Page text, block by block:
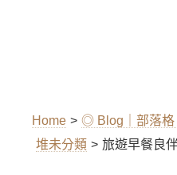
Home > ◎ Blog｜部落格
堆未分類 > 旅遊早餐良